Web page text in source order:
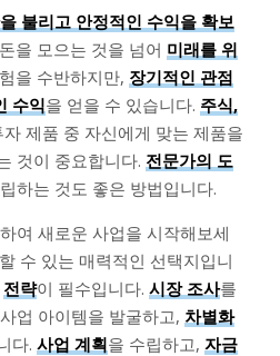
불리고 안정적인 수익을 확보
을 모으는 것을 넘어 미래를 위
을 수반하지만, 장기적인 관점
수익을 얻을 수 있습니다. 주식,
제품 중 자신에게 맞는 제품을
것이 중요합니다. 전문가의 도
하는 것도 좋은 방법입니다.
하여 새로운 사업을 시작해보세
수 있는 매력적인 선택지입니
전략이 필수입니다. 시장 조사를
업 아이템을 발굴하고, 차별화
다. 사업 계획을 수립하고, 자금